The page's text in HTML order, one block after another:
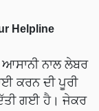
Helpline
ਨਾਲ ਲੇਬਰ
ਕਰਨ ਦੀ ਪੂਰੀ
ਗਈ ਹੈ। ਜੇਕਰ